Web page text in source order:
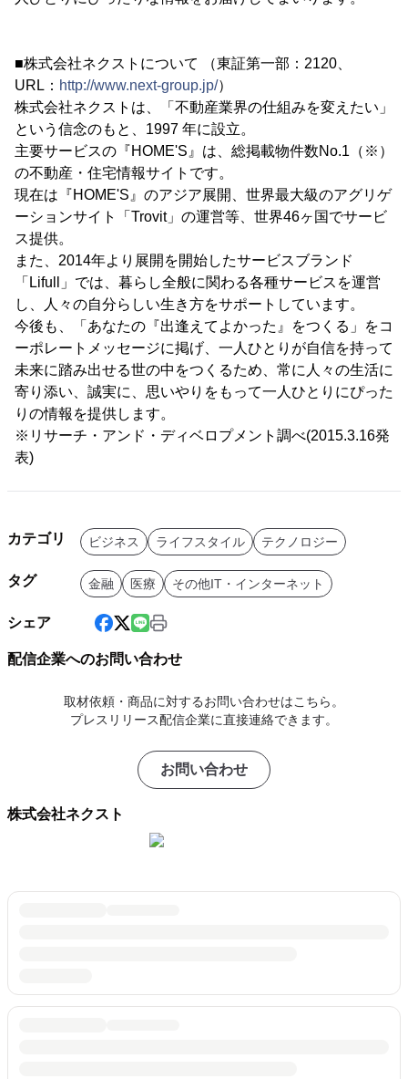
■株式会社ネクストについて （東証第一部：2120、
URL： http://www.next-group.jp/）
株式会社ネクストは、「不動産業界の仕組みを変えたい」
という信念のもと、1997 年に設立。
主要サービスの『HOME'S』は、総掲載物件数No.1（※）
の不動産・住宅情報サイトです。
現在は『HOME'S』のアジア展開、世界最大級のアグリゲ
ーションサイト「Trovit」の運営等、世界46ヶ国でサービ
ス提供。
また、2014年より展開を開始したサービスブランド
「Lifull」では、暮らし全般に関わる各種サービスを運営
し、人々の自分らしい生き方をサポートしています。
今後も、「あなたの『出逢えてよかった』をつくる」をコ
ーポレートメッセージに掲げ、一人ひとりが自信を持って
未来に踏み出せる世の中をつくるため、常に人々の生活に
寄り添い、誠実に、思いやりをもって一人ひとりにぴった
りの情報を提供します。
※リサーチ・アンド・ディベロプメント調べ(2015.3.16発
表)
カテゴリ ビジネス ライフスタイル テクノロジー
タグ 金融 医療 その他IT・インターネット
シェア
配信企業へのお問い合わせ
取材依頼・商品に対するお問い合わせはこちら。
プレスリリース配信企業に直接連絡できます。
お問い合わせ
株式会社ネクスト